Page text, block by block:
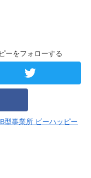
ーをフォローする
型事業所 ビーハッピー